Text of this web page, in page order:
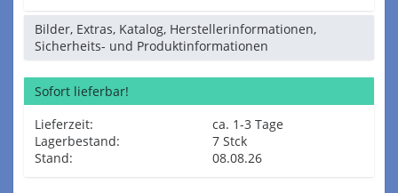
Bilder, Extras, Katalog, Herstellerinformationen,
Sicherheits- und Produktinformationen
Sofort lieferbar!
Lieferzeit:
ca. 1-3 Tage
Lagerbestand:
7 Stck
Stand:
08.08.26